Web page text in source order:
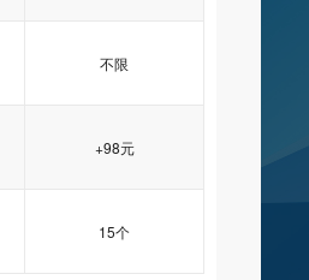
不限
+98元
15个